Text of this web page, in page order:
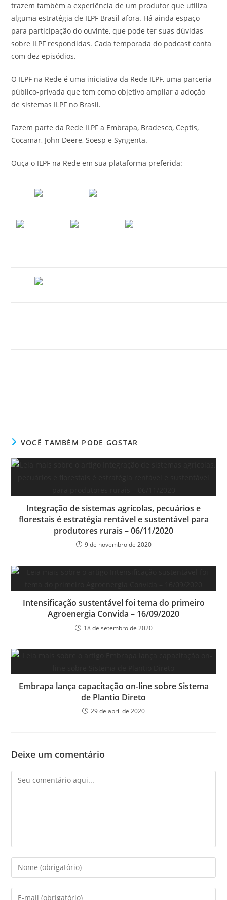
trazem também a experiência de um produtor que utiliza
alguma estratégia de ILPF Brasil afora. Há ainda espaço
para participação do ouvinte, que pode ter suas dúvidas
sobre ILPF respondidas. Cada temporada do podcast conta
com dez episódios.
O ILPF na Rede é uma iniciativa da Rede ILPF, uma parceria
público-privada que tem como objetivo ampliar a adoção
de sistemas ILPF no Brasil.
Fazem parte da Rede ILPF a Embrapa, Bradesco, Ceptis,
Cocamar, John Deere, Soesp e Syngenta.
Ouça o ILPF na Rede em sua plataforma preferida:
VOCÊ TAMBÉM PODE GOSTAR
Integração de sistemas agrícolas, pecuários e
florestais é estratégia rentável e sustentável para
produtores rurais – 06/11/2020
9 de novembro de 2020
Intensificação sustentável foi tema do primeiro
Agroenergia Convida – 16/09/2020
18 de setembro de 2020
Embrapa lança capacitação on-line sobre Sistema
de Plantio Direto
29 de abril de 2020
Deixe um comentário